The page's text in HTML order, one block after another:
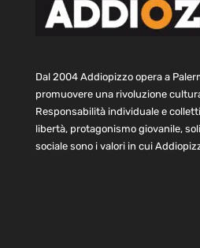
Dal 2004 Addiopizzo opera a
promuovere una rivoluzione
Responsabilità individuale e
libertà, protagonismo giovanile,
sociale sono i valori in cui